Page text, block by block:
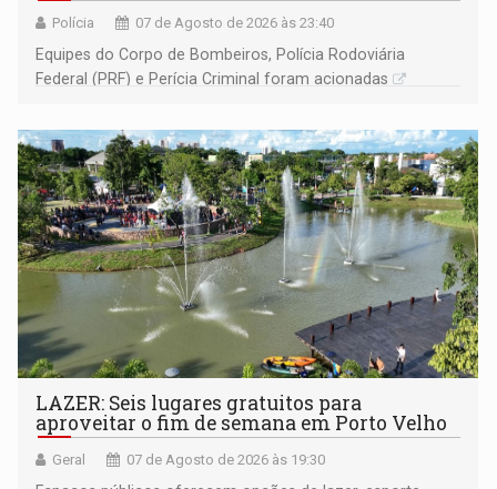
Polícia 07 de Agosto de 2026 às 23:40
Equipes do Corpo de Bombeiros, Polícia Rodoviária
Federal (PRF) e Perícia Criminal foram acionadas
LAZER: Seis lugares gratuitos para
aproveitar o fim de semana em Porto Velho
Geral 07 de Agosto de 2026 às 19:30